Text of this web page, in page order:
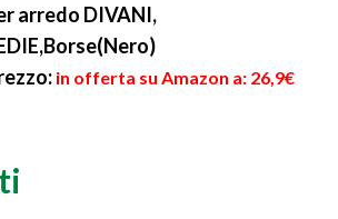
arredo DIVANI,
in offerta su Amazon a: 26,9€